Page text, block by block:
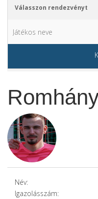
Név:
Igazolásszám: